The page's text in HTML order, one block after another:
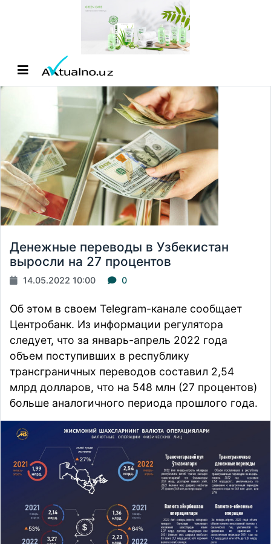
Денежные переводы в Узбекистан
выросли на 27 процентов
14.05.2022 10:00 0
Об этом в своем Telegram-канале сообщает
Центробанк. Из информации регулятора
следует, что за январь-апрель 2022 года
объем поступивших в республику
трансграничных переводов составил 2,54
млрд долларов, что на 548 млн (27 процентов)
больше аналогичного периода прошлого года.